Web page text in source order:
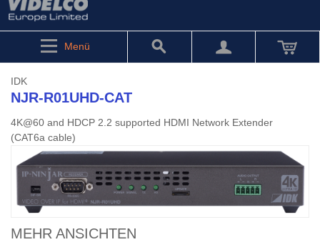
Menü
IDK
NJR-R01UHD-CAT
4K@60 and HDCP 2.2 supported HDMI Network Extender
(CAT6a cable)
MEHR ANSICHTEN